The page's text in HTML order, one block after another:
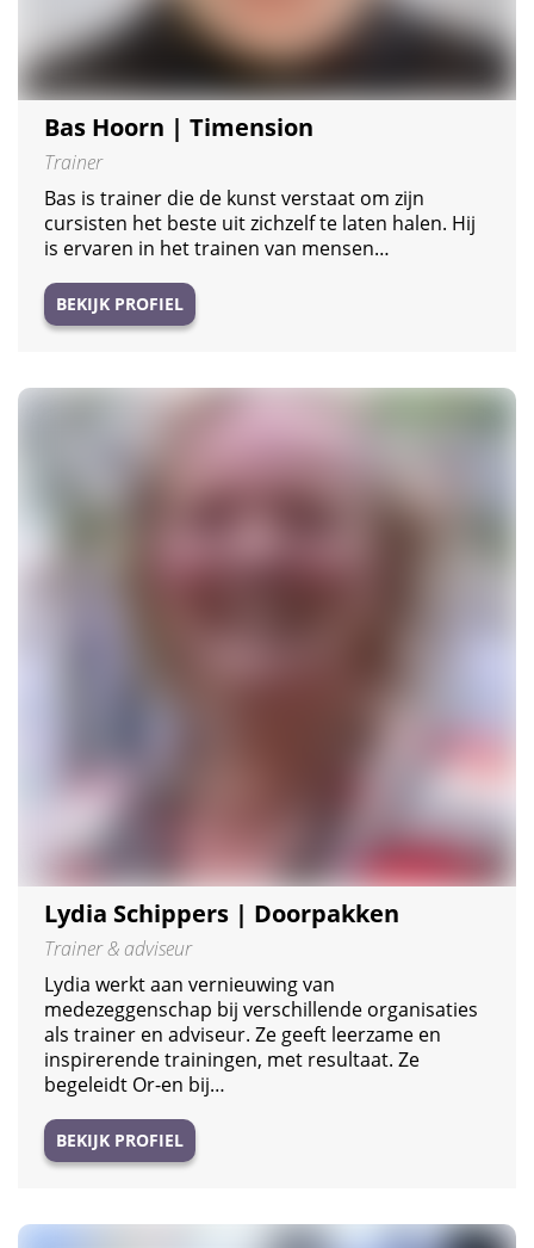
Bas Hoorn | Timension
Trainer
Bas is trainer die de kunst verstaat om zijn
cursisten het beste uit zichzelf te laten halen. Hij
is ervaren in het trainen van mensen…
BEKIJK PROFIEL
Lydia Schippers | Doorpakken
Trainer & adviseur
Lydia werkt aan vernieuwing van
medezeggenschap bij verschillende organisaties
als trainer en adviseur. Ze geeft leerzame en
inspirerende trainingen, met resultaat. Ze
begeleidt Or-en bij…
BEKIJK PROFIEL